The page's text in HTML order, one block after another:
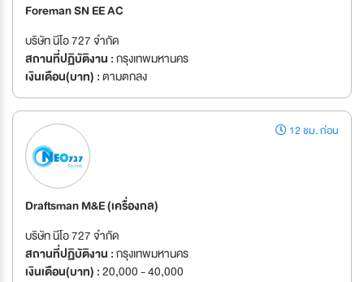
Foreman SN EE AC
บริษัท นีโอ 727 จำกัด
สถานที่ปฏิบัติงาน :กรุงเทพมหานคร
เงินเดือน(บาท) :ตามตกลง
12 ชม. ก่อน
Draftsman M&E (เครื่องกล)
บริษัท นีโอ 727 จำกัด
สถานที่ปฏิบัติงาน :กรุงเทพมหานคร
เงินเดือน(บาท) :20,000 - 40,000